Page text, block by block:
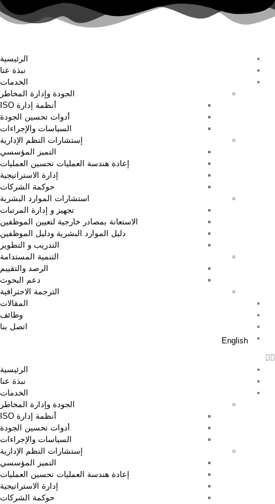
الرئيسية
نبذة عنا
الخدمات
الجودة وإدارة المخاطر
أنظمة إدارة ISO
أدوات تحسين الجودة
السياسات والإجراءات
إستشارات النظم الإدارية
التميز المؤسسي
إعادة هندسة العمليات تحسين العمليات
إدارة الاستراتيجية
حوكمة الشركات
استشارات الموارد البشرية
تجهيز و إدارة المرتبات
الاستعانة بمصادر خارجية لتعيين الموظفين
دليل الموارد البشرية ودليل الموظفين
التدريب و التطوير
التنمية المستدامة
الرصد والتقييم
دعم البحوث
الترجمة الاحترافية
المقالات
وظائف
اتصل بنا
English
الرئيسية
نبذة عنا
الخدمات
الجودة وإدارة المخاطر
أنظمة إدارة ISO
أدوات تحسين الجودة
السياسات والإجراءات
إستشارات النظم الإدارية
التميز المؤسسي
إعادة هندسة العمليات تحسين العمليات
إدارة الاستراتيجية
حوكمة الشركات